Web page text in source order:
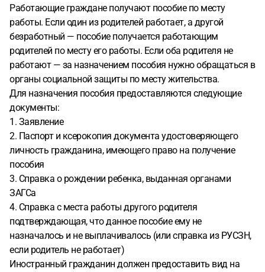
Работающие граждане получают пособие по месту
работы. Если один из родителей работает, а другой
безработный — пособие получается работающим
родителей по месту его работы. Если оба родителя не
работают — за назначением пособия нужно обращаться в
органы социальной защиты по месту жительства.
Для назначения пособия предоставляются следующие
документы:
1. Заявление
2. Паспорт и ксерокопия документа удостоверяющего
личность гражданина, имеющего право на получение
пособия
3. Справка о рождении ребенка, выданная органами
ЗАГСа
4. Справка с места работы другого родителя
подтверждающая, что данное пособие ему не
назначалось и не выплачивалось (или справка из РУСЗН,
если родитель не работает)
Иностранный гражданин должен предоставить вид на